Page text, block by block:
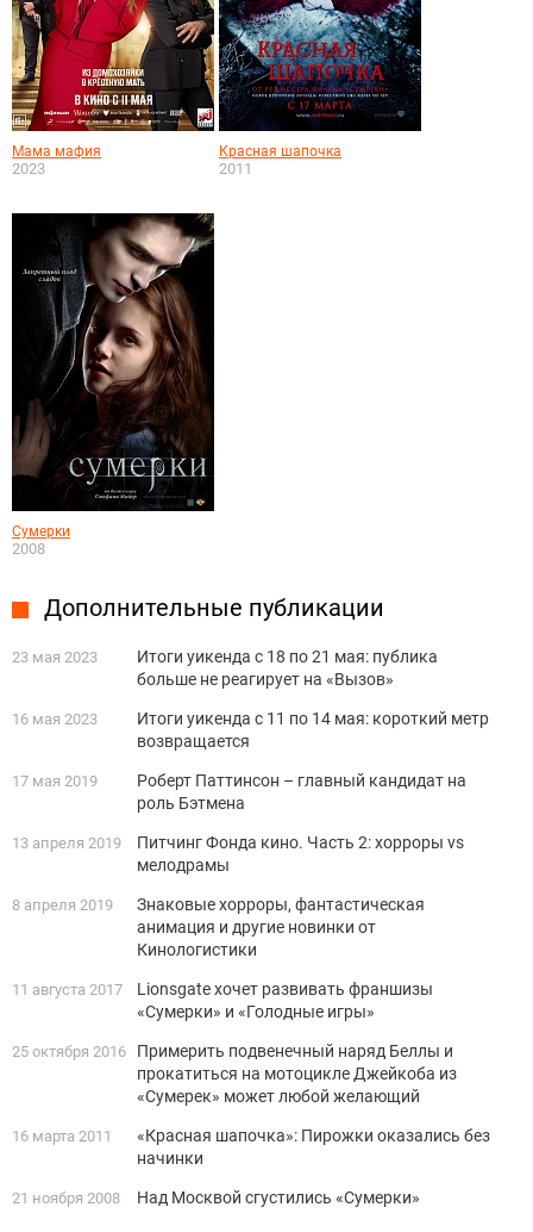
Мама мафия
2023
Красная шапочка
2011
Сумерки
2008
Дополнительные публикации
23 мая 2023
Итоги уикенда с 18 по 21 мая: публика
больше не реагирует на «Вызов»
16 мая 2023
Итоги уикенда с 11 по 14 мая: короткий метр
возвращается
17 мая 2019
Роберт Паттинсон – главный кандидат на
роль Бэтмена
13 апреля 2019
Питчинг Фонда кино. Часть 2: хорроры vs
мелодрамы
8 апреля 2019
Знаковые хорроры, фантастическая
анимация и другие новинки от
Кинологистики
11 августа 2017
Lionsgate хочет развивать франшизы
«Сумерки» и «Голодные игры»
25 октября 2016
Примерить подвенечный наряд Беллы и
прокатиться на мотоцикле Джейкоба из
«Сумерек» может любой желающий
16 марта 2011
«Красная шапочка»: Пирожки оказались без
начинки
21 ноября 2008 Над Москвой сгустились «Сумерки»